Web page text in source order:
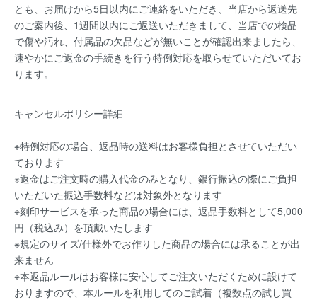
とも、お届けから5日以内にご連絡をいただき、当店から返送先
のご案内後、1週間以内にご返送いただきまして、当店での検品
で傷や汚れ、付属品の欠品などが無いことが確認出来ましたら、
速やかにご返金の手続きを行う特例対応を取らせていただいてお
ります。
キャンセルポリシー詳細
※特例対応の場合、返品時の送料はお客様負担とさせていただい
ております
※返金はご注文時の購入代金のみとなり、銀行振込の際にご負担
いただいた振込手数料などは対象外となります
※刻印サービスを承った商品の場合には、返品手数料として5,000
円（税込み）を頂戴いたします
※規定のサイズ/仕様外でお作りした商品の場合には承ることが出
来ません
※本返品ルールはお客様に安心してご注文いただくために設けて
おりますので、本ルールを利用してのご試着（複数点の試し買